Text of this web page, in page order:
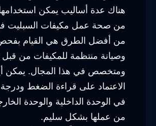
هناك عدة أساليب يمكن
من صحة عمل مكيفات السبليت
من أفضل الطرق هي القيام
وصيانة منتظمة للمكيفات من
ومتخصص في هذا المجال. يمكن
الاعتماد على قراءة الضغط ودرجة
في الوحدة الداخلية والوحدة
من عملها بشكل سليم.